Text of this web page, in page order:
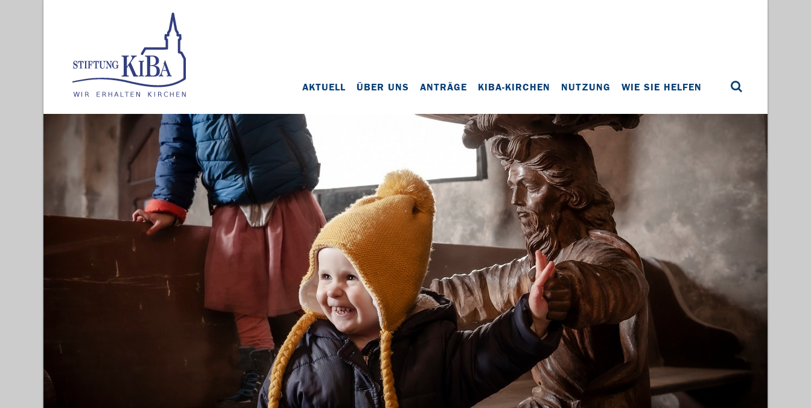
AKTUELL ÜBER UNS ANTRÄGE KIBA-KIRCHEN NUTZUNG WIE SIE HELFEN